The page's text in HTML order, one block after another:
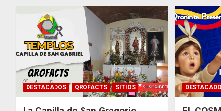
DESTACADOS QROFACTS SITIOS